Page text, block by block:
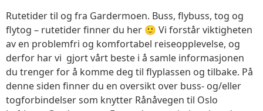
Rutetider til og fra Gardermoen. Buss, flybuss, tog og
flytog – rutetider finner du her 🙂 Vi forstår viktigheten
av en problemfri og komfortabel reiseopplevelse, og
derfor har vi gjort vårt beste i å samle informasjonen
du trenger for å komme deg til flyplassen og tilbake. På
denne siden finner du en oversikt over buss- og/eller
togforbindelser som knytter Rånåvegen til Oslo